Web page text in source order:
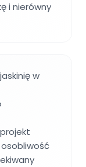
i nierówny
w